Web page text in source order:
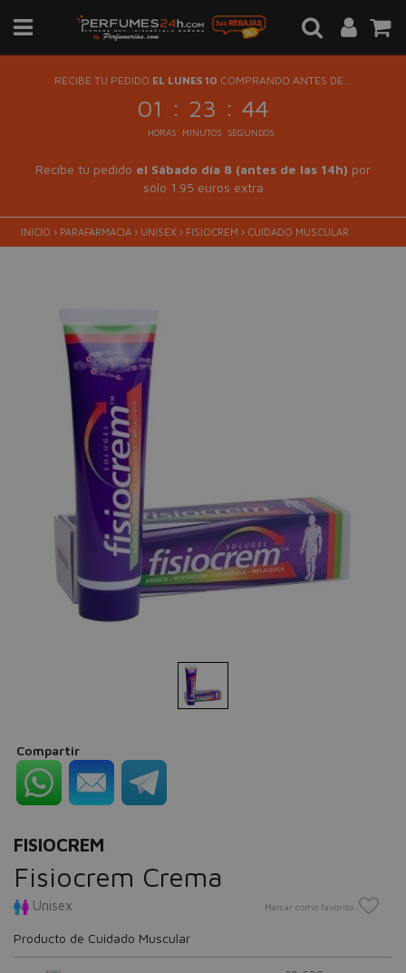
RECIBE TU PEDIDO EL LUNES 10 COMPRANDO ANTES DE...
01 : 23 : 44
HORAS MINUTOS SEGUNDOS
Recibe tu pedido el Sábado día 8 (antes de las 14h) por
sólo 1.95 euros extra
INICIO › PARAFARMACIA › UNISEX › FISIOCREM › CUIDADO MUSCULAR
Compartir
FISIOCREM
Fisiocrem Crema
Unisex Marcar como favorito
Producto de Cuidado Muscular